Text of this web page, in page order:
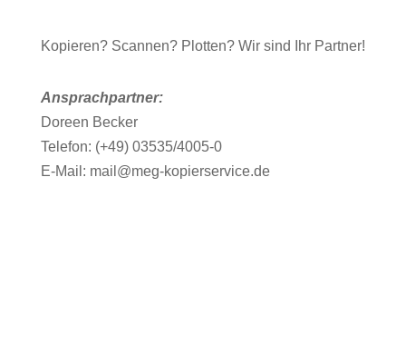
Kopieren? Scannen? Plotten? Wir sind Ihr Partner!
Ansprachpartner:
Doreen Becker
Telefon: (+49) 03535/4005-0
E-Mail: mail@meg-kopierservice.de